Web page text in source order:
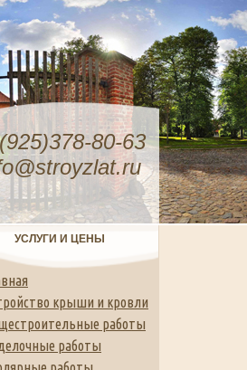
80-63
УСЛУГИ И ЦЕНЫ
крыши и кровли
работы
работы